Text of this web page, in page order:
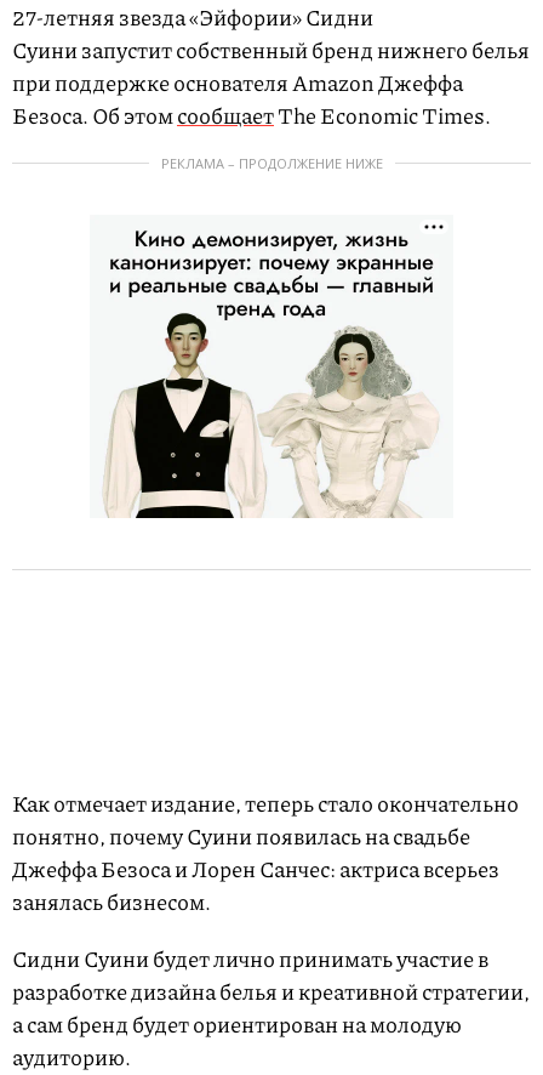
27-летняя звезда «Эйфории» Сидни
Суини запустит собственный бренд нижнего белья
при поддержке основателя Amazon Джеффа
Безоса. Об этомсообщаетThe Economic Times.
РЕКЛАМА – ПРОДОЛЖЕНИЕ НИЖЕ
Как отмечает издание, теперь стало окончательно
понятно, почему Суини появилась на свадьбе
Джеффа Безоса и Лорен Санчес: актриса всерьез
занялась бизнесом.
Сидни Суини будет лично принимать участие в
разработке дизайна белья и креативной стратегии,
а сам бренд будет ориентирован на молодую
аудиторию.